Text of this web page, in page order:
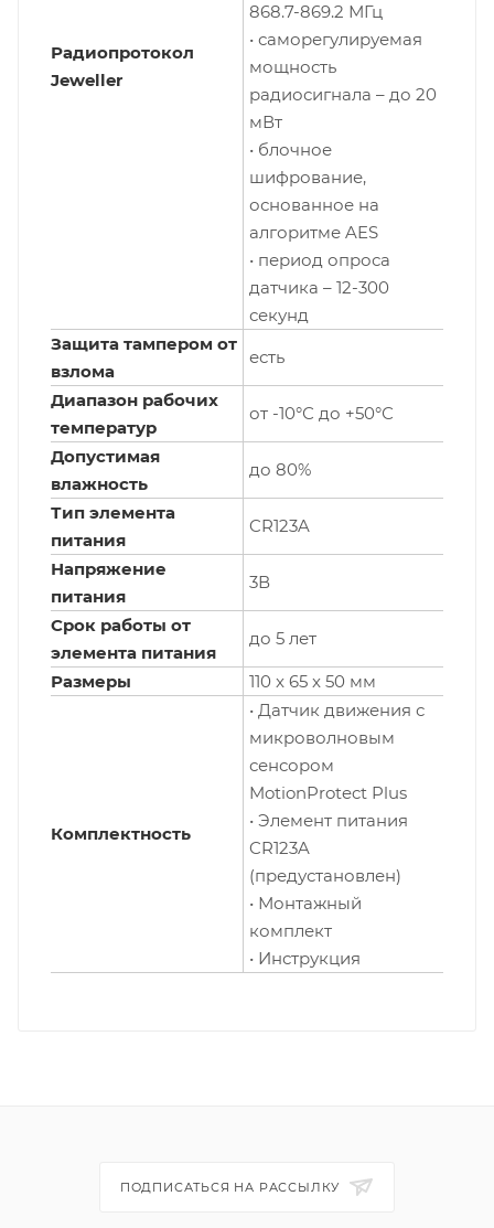
Радиопротокол
Jeweller
868.7-869.2 МГц
• саморегулируемая
мощность
радиосигнала – до 20
мВт
• блочное
шифрование,
основанное на
алгоритме AES
• период опроса
датчика – 12-300
секунд
Защита тампером от
взлома
есть
Диапазон рабочих
температур
от -10°С до +50°С
Допустимая
влажность
до 80%
Тип элемента
питания
CR123A
Напряжение
питания
3В
Срок работы от
элемента питания
до 5 лет
Размеры 110 x 65 x 50 мм
Комплектность
• Датчик движения с
микроволновым
сенсором
MotionProtect Plus
• Элемент питания
CR123A
(предустановлен)
• Монтажный
комплект
• Инструкция
ПОДПИСАТЬСЯ НА РАССЫЛКУ